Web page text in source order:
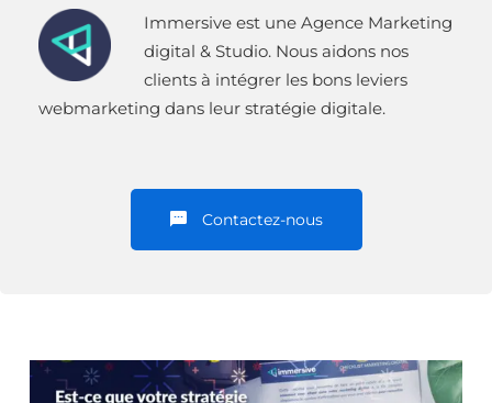
Immersive est une Agence Marketing
digital & Studio. Nous aidons nos
clients à intégrer les bons leviers
webmarketing dans leur stratégie digitale.
Contactez-nous